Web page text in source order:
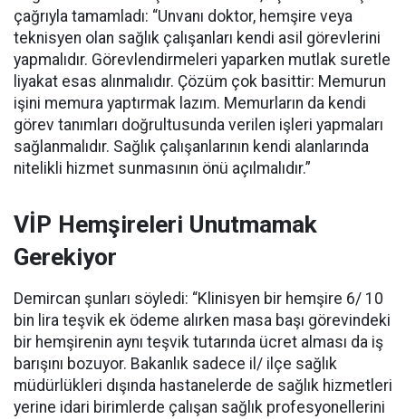
çağrıyla tamamladı: “Unvanı doktor, hemşire veya
teknisyen olan sağlık çalışanları kendi asil görevlerini
yapmalıdır. Görevlendirmeleri yaparken mutlak suretle
liyakat esas alınmalıdır. Çözüm çok basittir: Memurun
işini memura yaptırmak lazım. Memurların da kendi
görev tanımları doğrultusunda verilen işleri yapmaları
sağlanmalıdır. Sağlık çalışanlarının kendi alanlarında
nitelikli hizmet sunmasının önü açılmalıdır.”
VİP Hemşireleri Unutmamak
Gerekiyor
Demircan şunları söyledi: “Klinisyen bir hemşire 6/ 10
bin lira teşvik ek ödeme alırken masa başı görevindeki
bir hemşirenin aynı teşvik tutarında ücret alması da iş
barışını bozuyor. Bakanlık sadece il/ ilçe sağlık
müdürlükleri dışında hastanelerde de sağlık hizmetleri
yerine idari birimlerde çalışan sağlık profesyonellerini